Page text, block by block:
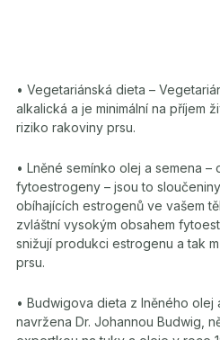
• Vegetariánská dieta –
alkalická a je minimální na příjem
riziko rakoviny prsu.
• Lněné semínko olej a semena –
fytoestrogeny – jsou to
obíhajících estrogenů ve vašem
zvláštní vysokým obsahem
snižují produkci estrogenu a tak
prsu.
• Budwigova dieta z lněného olej
navržena Dr. Johannou Budwig,